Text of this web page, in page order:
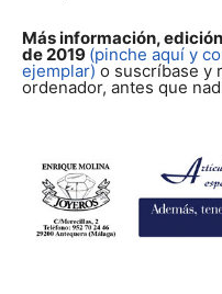
Más información,
de 2019 (pinche aquí y
ejemplar)o suscríbase y
ordenador, antes que